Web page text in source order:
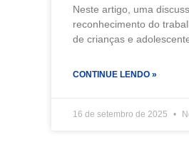
Neste artigo, uma
reconhecimento do
de crianças e
CONTINUE LENDO »
16 de setembro de 2025